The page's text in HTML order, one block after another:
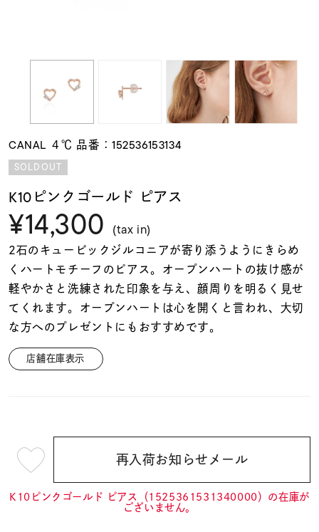
石の色
ファッションテイス
ト
着用シーン
コレクション
レディース
リングサイズ
～
価格 ¥0
CANAL ４℃ 品番：152536153134
SOLDOUT
K10ピンクゴールド ピアス
¥14,300 (tax in)
2石のキュービックジルコニアが寄り添うようにきらめ
くハートモチーフのピアス。オープンハートの抜け感が
軽やかさと洗練された印象を与え、顔周りを明るく見せ
てくれます。オープンハートは心を開くと言われ、大切
な方へのプレゼントにもおすすめです。
店舗在庫表示
¥14,300 (tax
in)
再入荷お知らせメール
K10ピンクゴールド ピアス（1525361531340000）の在庫が
ございません。